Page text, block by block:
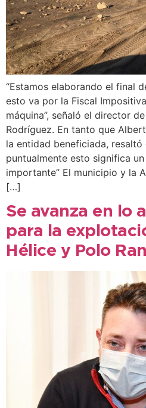
“Estamos elaborando el final
esto va por la Fiscal
máquina”, señaló el director
Rodríguez. En tanto que
la entidad beneficiada, resaltó
puntualmente esto significa
importante” El municipio y la
[…]
Se avanza en lo
para la
Hélice y Polo